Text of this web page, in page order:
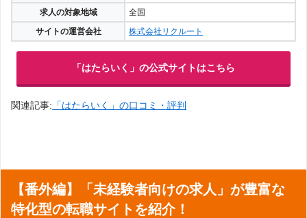
求人の対象地域
全国
サイトの運営会社
株式会社リクルート
「はたらいく」の公式サイトはこちら
関連記事: 「はたらいく」の口コミ・評判
【番外編】「未経験者向けの求人」が豊富な
特化型の転職サイトを紹介！